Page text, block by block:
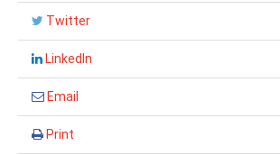
Twitter
LinkedIn
Email
Print